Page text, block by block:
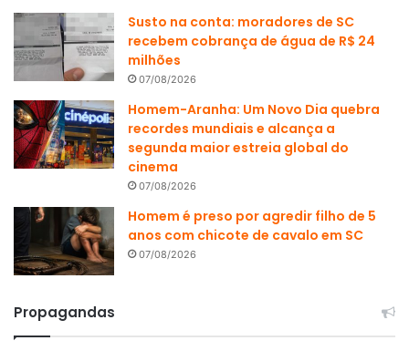
Susto na conta: moradores de SC
recebem cobrança de água de R$ 24
milhões
07/08/2026
Homem-Aranha: Um Novo Dia quebra
recordes mundiais e alcança a
segunda maior estreia global do
cinema
07/08/2026
Homem é preso por agredir filho de 5
anos com chicote de cavalo em SC
07/08/2026
Propagandas